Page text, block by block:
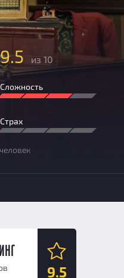
9.5 из 10
Сложность
Страх
9.5